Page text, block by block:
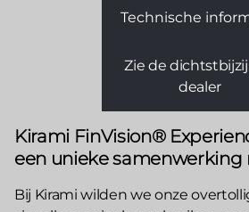
Technische
Zie de
dealer
Kirami FinVision®
een unieke samenwerking
Bij Kirami wilden we onze